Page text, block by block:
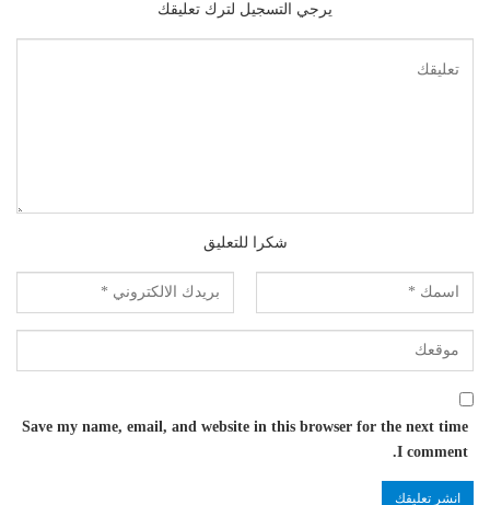
يرجي التسجيل لترك تعليقك
شكرا للتعليق
Save my name, email, and website in this browser for the next time
I comment.